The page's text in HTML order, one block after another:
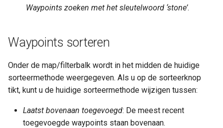
Waypoints zoeken met het sleutelwoord ‘stone’.
Waypoints sorteren
Onder de map/filterbalk wordt in het midden de huidige
sorteermethode weergegeven. Als u op de sorteerknop
tikt, kunt u de huidige sorteermethode wijzigen tussen:
Laatst bovenaan toegevoegd: De meest recent
toegevoegde waypoints staan bovenaan.